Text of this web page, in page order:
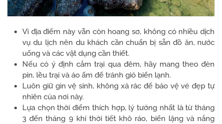
Vì địa điểm này vẫn còn hoang sơ, không có nhiều dịch
vụ du lịch nên du khách cần chuẩn bị sẵn đồ ăn, nước
uống và các vật dụng cần thiết.
Nếu có ý định cắm trại qua đêm, hãy mang theo đèn
pin, lều trại và áo ấm để tránh gió biển lạnh.
Luôn giữ gìn vệ sinh, không xả rác để bảo vệ vẻ đẹp tự
nhiên của nơi này.
Lựa chọn thời điểm thích hợp, lý tưởng nhất là từ tháng
3 đến tháng 9 khi thời tiết khô ráo, biển lặng và nắng